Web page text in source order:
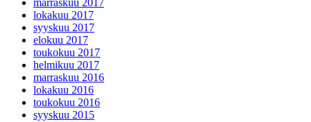
marraskuu 2017
lokakuu 2017
syyskuu 2017
elokuu 2017
toukokuu 2017
helmikuu 2017
marraskuu 2016
lokakuu 2016
toukokuu 2016
syyskuu 2015